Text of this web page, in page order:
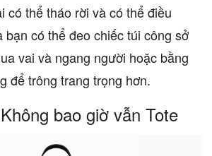
có thể tháo rời và có thể điều
có thể đeo chiếc túi công sở
vai và ngang người hoặc bằng
để trông trang trọng hơn.
bao giờ vẫn Tote